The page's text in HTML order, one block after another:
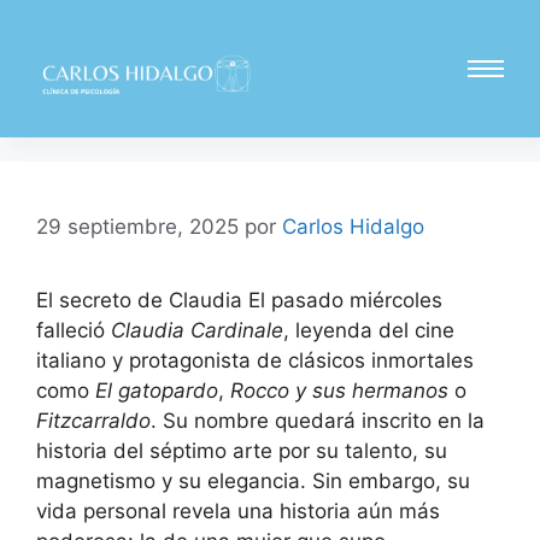
29 septiembre, 2025 por Carlos Hidalgo
El secreto de Claudia El pasado miércoles
falleció Claudia Cardinale, leyenda del cine
italiano y protagonista de clásicos inmortales
como El gatopardo, Rocco y sus hermanos o
Fitzcarraldo. Su nombre quedará inscrito en la
historia del séptimo arte por su talento, su
magnetismo y su elegancia. Sin embargo, su
vida personal revela una historia aún más